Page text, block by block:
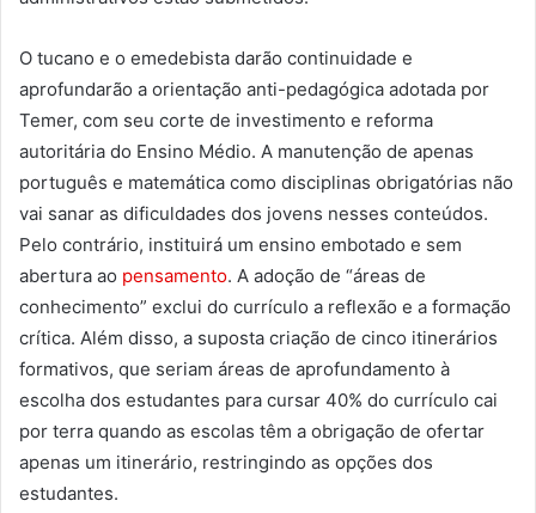
O tucano e o emedebista darão continuidade e
aprofundarão a orientação anti-pedagógica adotada por
Temer, com seu corte de investimento e reforma
autoritária do Ensino Médio. A manutenção de apenas
português e matemática como disciplinas obrigatórias não
vai sanar as dificuldades dos jovens nesses conteúdos.
Pelo contrário, instituirá um ensino embotado e sem
abertura ao pensamento. A adoção de “áreas de
conhecimento” exclui do currículo a reflexão e a formação
crítica. Além disso, a suposta criação de cinco itinerários
formativos, que seriam áreas de aprofundamento à
escolha dos estudantes para cursar 40% do currículo cai
por terra quando as escolas têm a obrigação de ofertar
apenas um itinerário, restringindo as opções dos
estudantes.